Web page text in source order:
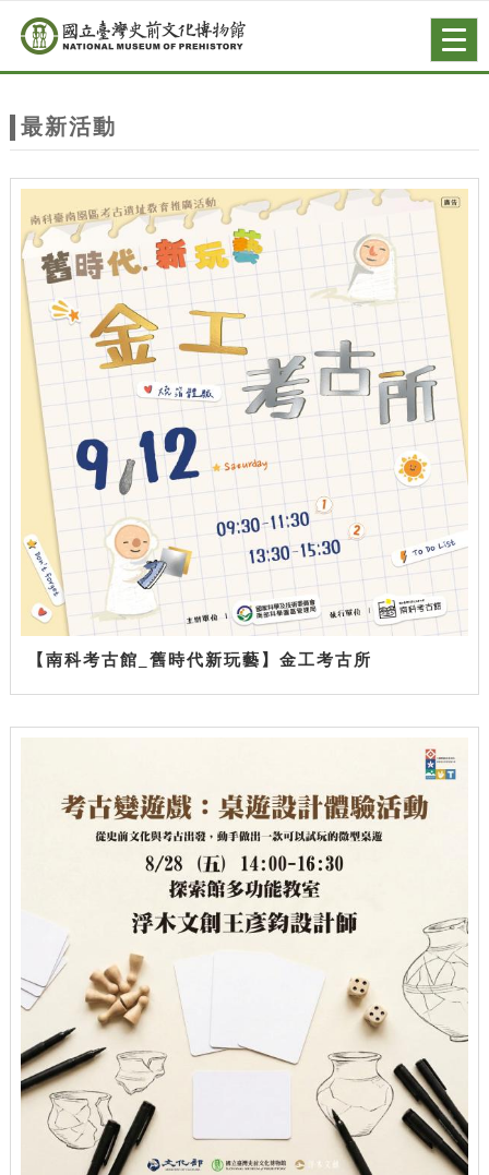
站
主
題
跳到主要內容
網站導覽
最新活動
【南科考古館_舊時代新玩藝】金工考古所